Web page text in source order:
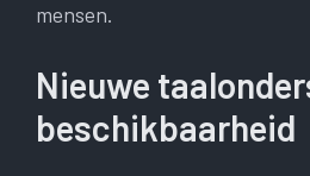
mensen.
Nieuwe
beschikbaarheid